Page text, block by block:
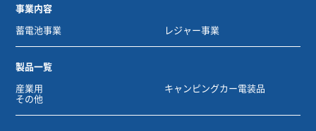
事業内容
蓄電池事業
レジャー事業
製品一覧
産業用
キャンピングカー電装品
その他